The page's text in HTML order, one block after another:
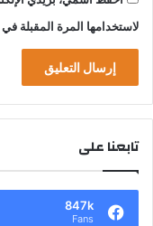
لاستخدامها المرة المقبلة
تابعنا على
847k
Fans